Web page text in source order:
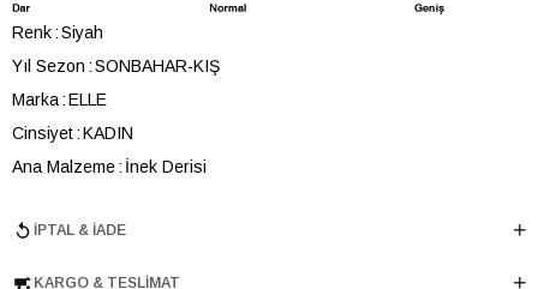
Renk Siyah
Yıl Sezon SONBAHAR-KIŞ
Marka ELLE
Cinsiyet KADIN
Ana Malzeme İnek Derisi
Topuk Boyu 6 cm
İPTAL & İADE
KARGO & TESLIMAT